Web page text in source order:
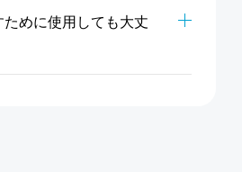
ために使用しても大丈